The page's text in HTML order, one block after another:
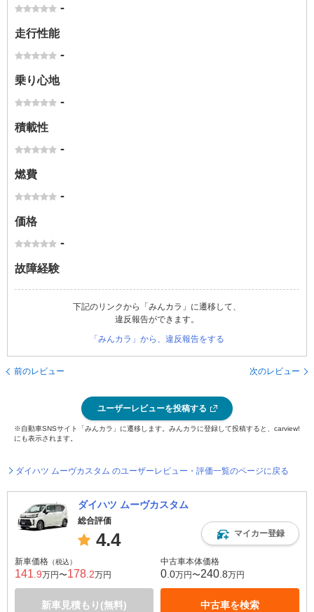
-
走行性能
-
乗り心地
-
積載性
-
燃費
-
価格
-
故障経験
下記のリンクから「みんカラ」に遷移して、
違反報告ができます。
「みんカラ」から、違反報告をする
前のレビュー 次のレビュー
ユーザーレビューを投稿する
※自動車SNSサイト「みんカラ」に遷移します。みんカラに登録して投稿すると、carview!
にも表示されます。
ダイハツ ムーヴカスタム のユーザーレビュー・評価一覧のページに戻る
ダイハツ ムーヴカスタム
総合評価
4.4 マイカー登録
新車価格 （税込）
141 .9万円〜178 .2万円
新車見積もり(無料)
中古車本体価格
0 .0万円〜240 .8万円
中古車を検索